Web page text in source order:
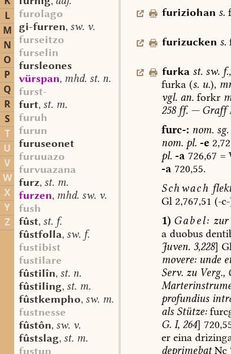
L
M
N
O
P
Q
R
S
T
U
V
W
X
Y
Z
furolago
gi-furren, sw. v.
furseitzo
furselin
fursleones
vürspan, mhd. st. n.
furst-
furt, st. m.
furuh
furun
furuseonet
furuuazo
furvuazana
furz, st. m.
furzen, mhd. sw. v.
fush
fûst, st. f.
fûstfolla, sw. f.
fustibist
fustilare
fûstilîn, st. n.
fûstiling, st. m.
fûstkempho, sw. m.
fustnesse
fûstôn, sw. v.
fûstslag, st. m.
fustun
furiziohan s.
furizucken s.
furka st. sw. f.,
furka(s.u.),
vgl.an.forkr
258ff.—Graff
furc-: nom.sg.
nom.pl. -e
pl. -a726,67 =
-a720,55.
Schwach
Gl2,767,51 (-
1) Gabel: zur
aduobus
Juven.3,228]
movere:unde
Serv.zuVerg.,
profundius
alsStütze:
G.I,264]
ereina
deprimebat Nc